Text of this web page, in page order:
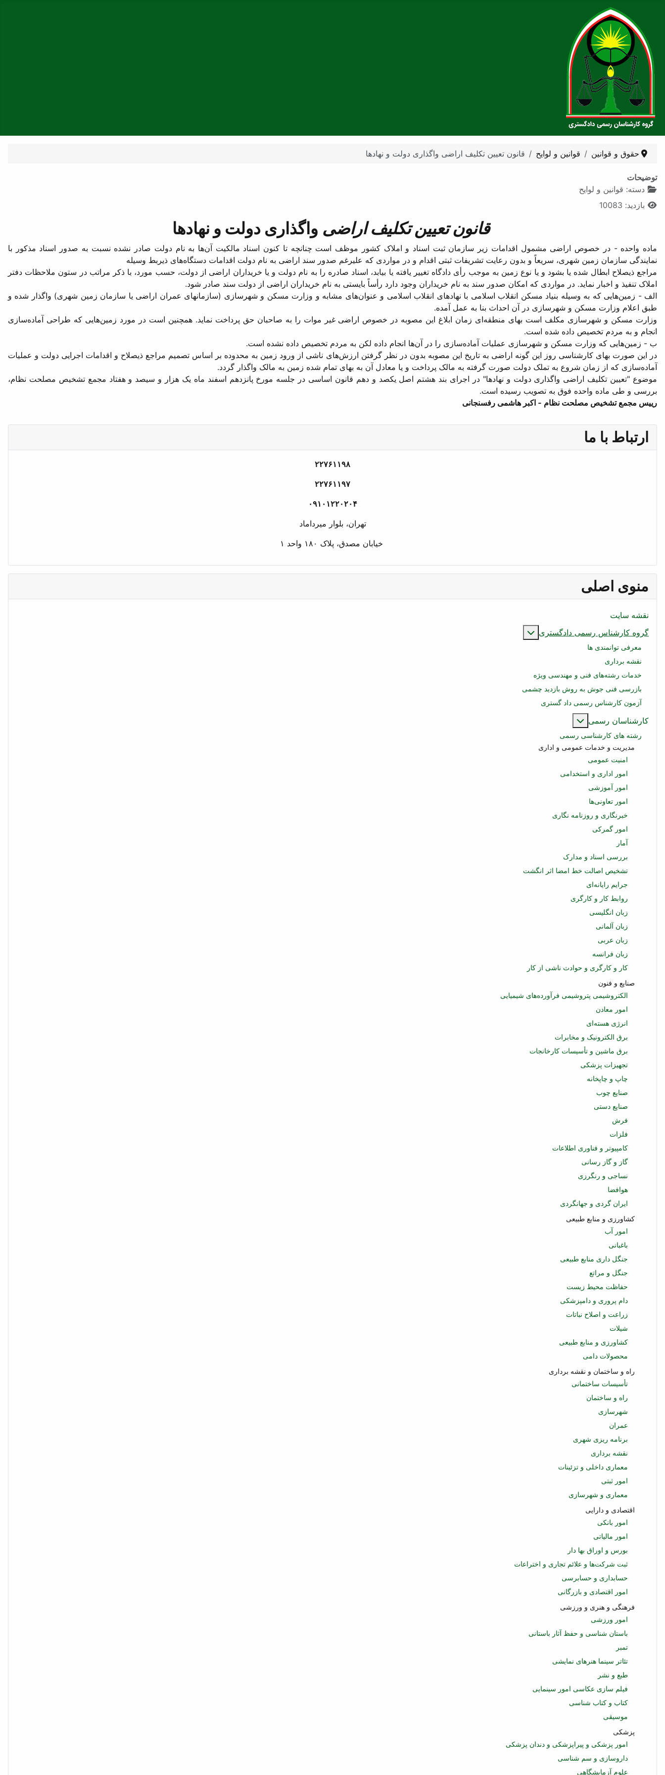
حقوق و قوانین قوانین و لوایح قانون تعیین تکلیف اراضی واگذاری دولت و نهادها
توضیحات
دسته: قوانین و لوایح
بازدید: 10083
قانون تعیین تکلیف اراضی واگذاری دولت و نهادها
‌ماده واحده - در خصوص اراضی مشمول اقدامات زیر سازمان ثبت اسناد و املاک کشور موظف است چنانچه تا کنون اسناد مالکیت آن‌ها به نام دولت صادر نشده نسبت به صدور اسناد مذکور با
نمایندگی سازمان زمین شهری، سریعاً و بدون رعایت تشریفات ثبتی اقدام و در مواردی که علیرغم صدور سند اراضی به نام دولت اقدامات دستگاه‌های ذیربط وسیله
مراجع ذیصلاح ابطال شده یا بشود و یا نوع زمین به موجب رأی دادگاه تغییر یافته یا بیابد، اسناد صادره را به نام دولت و یا خریداران اراضی از دولت، حسب مورد، با ذکر مراتب در ستون ملاحظات دفتر
املاک تنفیذ و اخبار نماید. در مواردی که امکان صدور سند به نام خریداران وجود دارد رأساً بایستی به نام خریداران اراضی از دولت سند صادر شود.
‌الف - زمین‌هایی که به وسیله بنیاد مسکن انقلاب اسلامی با نهادهای انقلاب اسلامی و عنوان‌های مشابه و وزارت مسکن و شهرسازی (‌سازمانهای ‌عمران اراضی یا سازمان زمین شهری) واگذار شده و
طبق اعلام وزارت مسکن و شهرسازی در آن احداث بنا به عمل آمده.
وزارت مسکن و شهرسازی ‌مکلف است بهای منطقه‌ای زمان ابلاغ این مصوبه در خصوص اراضی غیر موات را به صاحبان حق پرداخت نماید. همچنین است در مورد زمین‌هایی که‌ طراحی آماده‌سازی
انجام و به مردم تخصیص داده شده است.
ب - زمین‌هایی که وزارت مسکن و شهرسازی عملیات آماده‌سازی را در آن‌ها انجام داده لکن به مردم تخصیص داده نشده است.
‌در این صورت بهای کارشناسی روز این گونه اراضی به تاریخ این مصوبه بدون در نظر گرفتن ارزش‌های ناشی از ورود زمین به محدوده بر اساس تصمیم مراجع ذیصلاح و اقدامات اجرایی دولت و عملیات
آماده‌سازی که از زمان شروع به تملک دولت صورت گرفته به مالک پرداخت و یا معادل آن به بهای تمام شده زمین به مالک واگذار گردد.
‌موضوع "‌تعیین تکلیف اراضی واگذاری دولت و نهادها" در اجرای بند هشتم اصل یکصد و دهم قانون اساسی در جلسه مورخ پانزدهم اسفند ماه یک هزار و سیصد و هفتاد مجمع تشخیص مصلحت نظام،
بررسی و طی ماده واحده فوق به تصویب رسیده است.
‌رییس مجمع تشخیص مصلحت نظام - اکبر هاشمی رفسنجانی
ارتباط با ما
۲۲۷۶۱۱۹۸
۲۲۷۶۱۱۹۷
۰۹۱۰۱۲۲۰۲۰۴
تهران، بلوار میرداماد
خیابان مصدق، پلاک ۱۸۰ واحد ۱
منوی اصلی
نقشه سایت
گروه کارشناس رسمی دادگستری
معرفی توانمندی ها
نقشه برداری
خدمات رشته‌های فنی و مهندسی ویژه
بازرسی فنی جوش به روش بازدید چشمی
آزمون کارشناس رسمی داد گستری
کارشناسان رسمی
رشته های کارشناسی رسمی
مدیریت و خدمات عمومی و اداری
امنیت عمومی
امور اداری و استخدامی
امور آموزشی
امور تعاونی‌ها
خبرنگاری و روزنامه نگاری
امور گمرکی
آمار
بررسی اسناد و مدارک
تشخیص اصالت خط امضا اثر انگشت
جرایم رایانه‌ای
روابط کار و کارگری
زبان انگلیسی
زبان آلمانی
زبان عربی
زبان فرانسه
کار و کارگری و حوادث ناشی از کار
صنایع و فنون
الکتروشیمی پتروشیمی فرآورده‌های شیمیایی
امور معادن
انرژی هسته‌ای
برق الکترونیک و مخابرات
برق ماشین و تأسیسات کارخانجات
تجهیزات پزشکی
چاپ و چاپخانه
صنایع چوب
صنایع دستی
فرش
فلزات
کامپیوتر و فناوری اطلاعات
گاز و گاز رسانی
نساجی و رنگرزی
هوافضا
ایران گردی و جهانگردی
کشاورزی و منابع طبیعی
امور آب
باغبانی
جنگل داری منابع طبیعی
جنگل و مراتع
حفاظت محیط زیست
دام پروری و دامپزشکی
زراعت و اصلاح نباتات
شیلات
کشاورزی و منابع طبیعی
محصولات دامی
راه و ساختمان و نقشه برداری
تأسیسات ساختمانی
راه و ساختمان
شهرسازی
عمران
برنامه ریزی شهری
نقشه برداری
معماری داخلی و تزئینات
امور ثبتی
معماری و شهرسازی
اقتصادی و دارایی
امور بانکی
امور مالیاتی
بورس و اوراق بها دار
ثبت شرکت‌ها و علائم تجاری و اختراعات
حسابداری و حسابرسی
امور اقتصادی و بازرگانی
فرهنگی و هنری و ورزشی
امور ورزشی
باستان شناسی و حفظ آثار باستانی
تمبر
تئاتر سینما هنرهای نمایشی
طبع و نشر
فیلم سازی عکاسی امور سینمایی
کتاب و کتاب شناسی
موسیقی
پزشکی
امور پزشکی و پیراپزشکی و دندان پزشکی
داروسازی و سم شناسی
علوم آزمایشگاهی